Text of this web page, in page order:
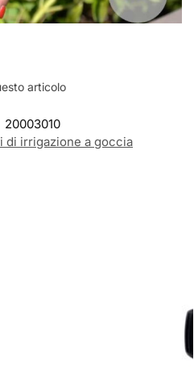
articolo
20003010
di irrigazione a goccia